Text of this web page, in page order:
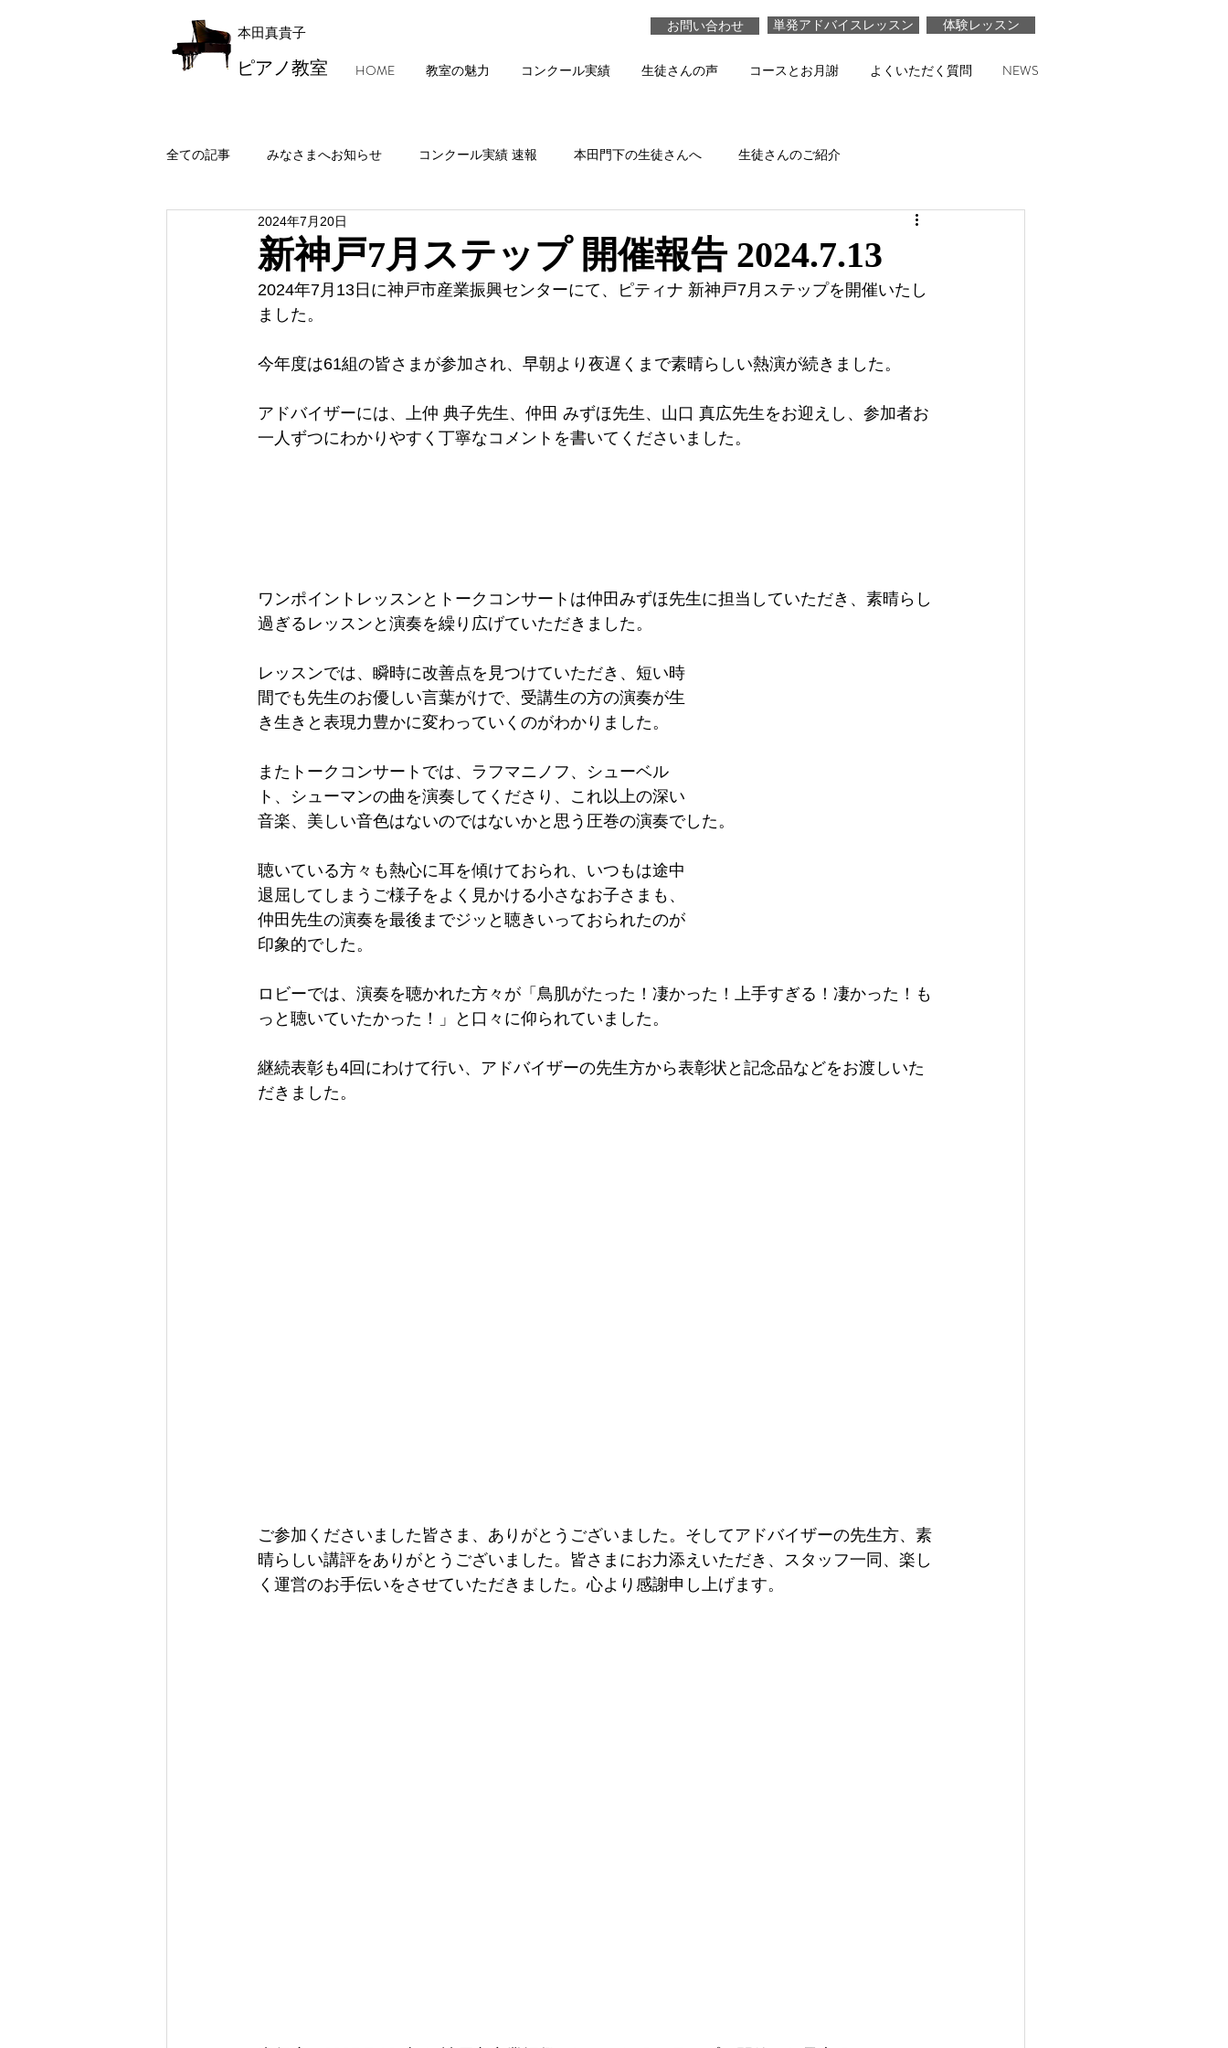
本田真貴子 お問い合わせ 単発アドバイスレッスン 体験レッスン
HOME 教室の魅力 コンクール実績 生徒さんの声 コースとお月謝 よくいただく質問 NEWS
ピアノ教室
全ての記事 みなさまへお知らせ コンクール実績 速報 本田門下の生徒さんへ 生徒さんのご紹介
レッスン風景・本田マジック
新神戸7月ステップ 開催報告 2024.7.13
2024年7月20日
2024年7月13日に神戸市産業振興センターにて、ピティナ 新神戸7月ステップを開催いたし
ました。
今年度は61組の皆さまが参加され、早朝より夜遅くまで素晴らしい熱演が続きました。
アドバイザーには、上仲 典子先生、仲田 みずほ先生、山口 真広先生をお迎えし、参加者お
一人ずつにわかりやすく丁寧なコメントを書いてくださいました。
ワンポイントレッスンとトークコンサートは仲田みずほ先生に担当していただき、素晴らし
過ぎるレッスンと演奏を繰り広げていただきました。
レッスンでは、瞬時に改善点を見つけていただき、短い時
間でも先生のお優しい言葉がけで、受講生の方の演奏が生
き生きと表現力豊かに変わっていくのがわかりました。
またトークコンサートでは、ラフマニノフ、シューベル
ト、シューマンの曲を演奏してくださり、これ以上の深い
音楽、美しい音色はないのではないかと思う圧巻の演奏でした。
聴いている方々も熱心に耳を傾けておられ、いつもは途中
退屈してしまうご様子をよく見かける小さなお子さまも、
仲田先生の演奏を最後までジッと聴きいっておられたのが
印象的でした。
ロビーでは、演奏を聴かれた方々が「鳥肌がたった！凄かった！上手すぎる！凄かった！も
っと聴いていたかった！」と口々に仰られていました。
継続表彰も4回にわけて行い、アドバイザーの先生方から表彰状と記念品などをお渡しいた
だきました。
ご参加くださいました皆さま、ありがとうございました。そしてアドバイザーの先生方、素
晴らしい講評をありがとうございました。皆さまにお力添えいただき、スタッフ一同、楽し
く運営のお手伝いをさせていただきました。心より感謝申し上げます。